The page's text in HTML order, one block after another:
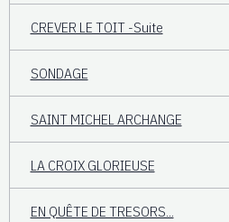
CREVER LE TOIT -Suite
SONDAGE
SAINT MICHEL ARCHANGE
LA CROIX GLORIEUSE
EN QUÊTE DE TRESORS...